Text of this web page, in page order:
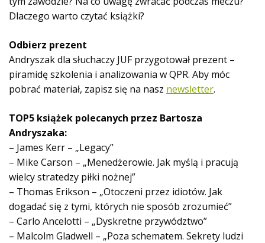
Dlaczego warto czytać książki?
Odbierz prezent
Andryszak dla słuchaczy JUF przygotował prezent –
piramidę szkolenia i analizowania w QPR. Aby móc
pobrać materiał, zapisz się na nasz newsletter.
TOP5 książek polecanych przez Bartosza
Andryszaka:
– James Kerr – „Legacy”
– Mike Carson – „Menedżerowie. Jak myślą i pracują
wielcy stratedzy piłki nożnej”
– Thomas Erikson – „Otoczeni przez idiotów. Jak
dogadać się z tymi, których nie sposób zrozumieć”
– Carlo Ancelotti – „Dyskretne przywództwo”
– Malcolm Gladwell – „Poza schematem. Sekrety ludzi